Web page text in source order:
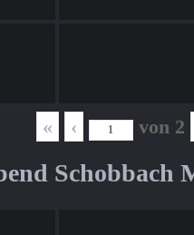
« ‹ von 2
Schobbach